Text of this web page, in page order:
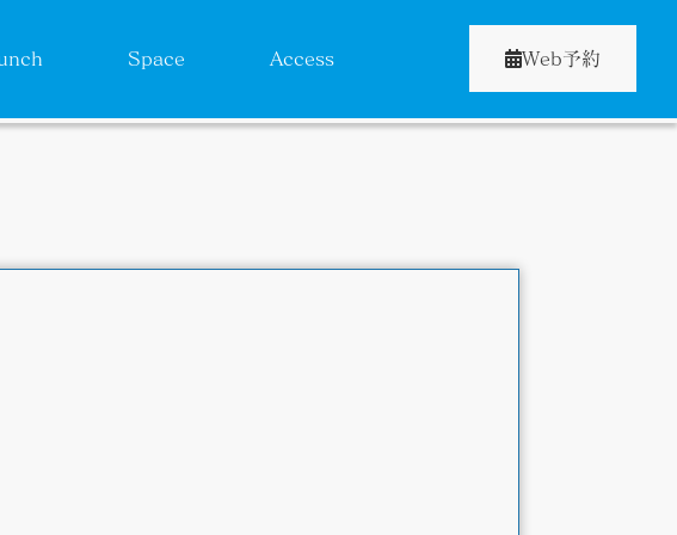
Space Access Web予約